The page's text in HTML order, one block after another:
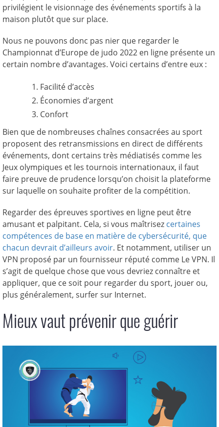
privilégient le visionnage des événements sportifs à la
maison plutôt que sur place.
Nous ne pouvons donc pas nier que regarder le
Championnat d’Europe de judo 2022 en ligne présente un
certain nombre d’avantages. Voici certains d’entre eux :
Facilité d’accès
Économies d’argent
Confort
Bien que de nombreuses chaînes consacrées au sport
proposent des retransmissions en direct de différents
événements, dont certains très médiatisés comme les
Jeux olympiques et les tournois internationaux, il faut
faire preuve de prudence lorsqu’on choisit la plateforme
sur laquelle on souhaite profiter de la compétition.
Regarder des épreuves sportives en ligne peut être
amusant et palpitant. Cela, si vous maîtrisez certaines
compétences de base en matière de cybersécurité, que
chacun devrait d’ailleurs avoir. Et notamment, utiliser un
VPN proposé par un fournisseur réputé comme Le VPN. Il
s’agit de quelque chose que vous devriez connaître et
appliquer, que ce soit pour regarder du sport, jouer ou,
plus généralement, surfer sur Internet.
Mieux vaut prévenir que guérir